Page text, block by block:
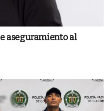
aseguramiento al